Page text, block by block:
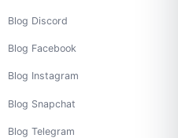
Blog Discord
Blog Facebook
Blog Instagram
Blog Snapchat
Blog Telegram